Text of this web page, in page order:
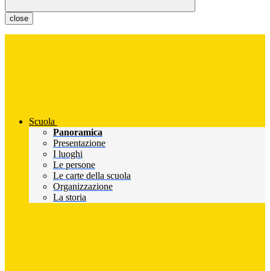
close
Scuola
Panoramica
Presentazione
I luoghi
Le persone
Le carte della scuola
Organizzazione
La storia